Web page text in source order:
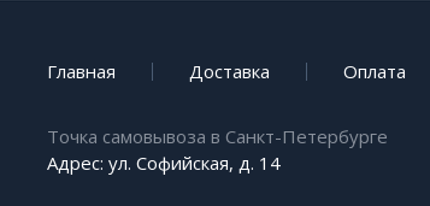
Главная Доставка Оплата
Точка самовывоза в Санкт-Петербурге
Адрес: ул. Софийская, д. 14